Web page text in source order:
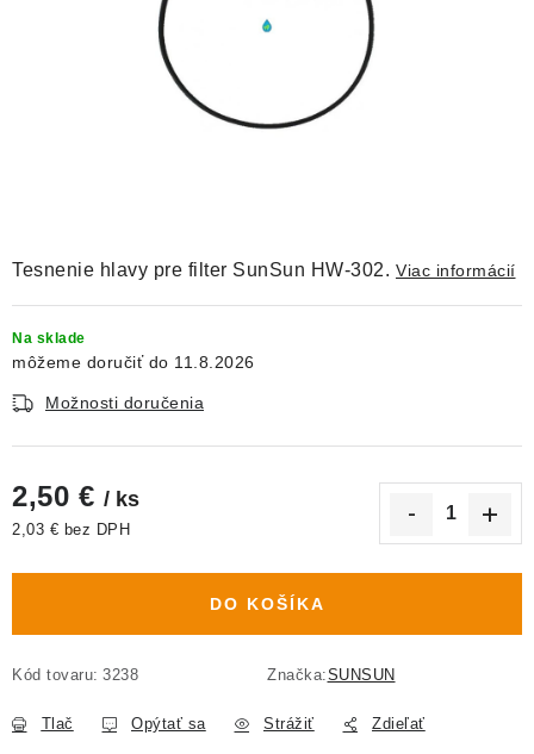
KRMIVÁ A VITAMÍNY
VÝPREDAJ
Moja objednávka
Tesnenie hlavy pre filter SunSun HW-302. Viac informácií
Na sklade
11.8.2026
Možnosti doručenia
2,50 € / ks
2,03 € bez DPH
DO KOŠÍKA
Kód tovaru: 3238 Značka:SUNSUN
Tlač Opýtať sa Strážiť Zdieľať